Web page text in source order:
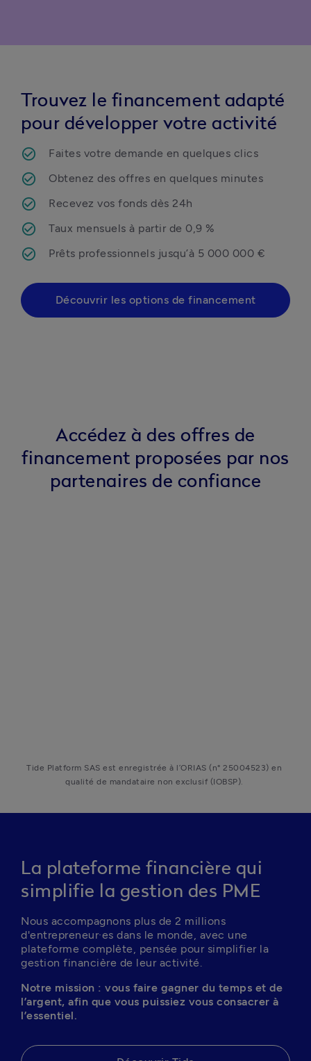
Trouvez le financement adapté
pour développer votre activité
Faites votre demande en quelques clics
Obtenez des offres en quelques minutes
Recevez vos fonds dès 24h
Taux mensuels à partir de 0,9 %
Prêts professionnels jusqu’à 5 000 000 €
Découvrir les options de financement
Accédez à des offres de
financement proposées par nos
partenaires de confiance
Tide Platform SAS est enregistrée à l’ORIAS (n° 25004523) en
qualité de mandataire non exclusif (IOBSP).
La plateforme financière qui
simplifie la gestion des PME
Nous accompagnons plus de 2 millions
d'entrepreneur·es dans le monde, avec une
plateforme complète, pensée pour simplifier la
gestion financière de leur activité.
Notre mission : vous faire gagner du temps et de
l’argent, afin que vous puissiez vous consacrer à
l’essentiel.